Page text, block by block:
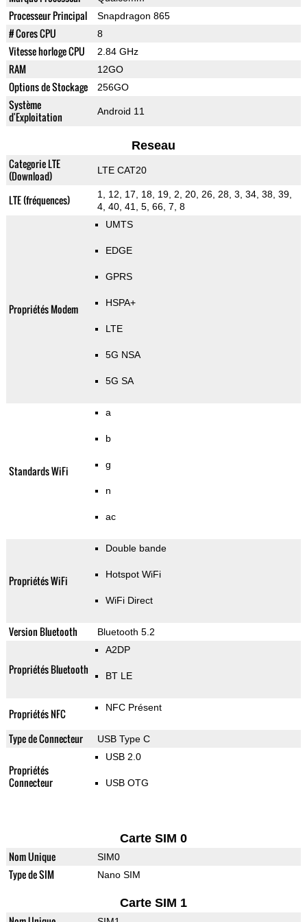
Processeur Principal Snapdragon 865
# Cores CPU 8
Vitesse horloge CPU 2.84 GHz
RAM 12GO
Options de Stockage 256GO
Système
d'Exploitation
Android 11
Reseau
Categorie LTE
(Download)
LTE CAT20
LTE (fréquences)
1, 12, 17, 18, 19, 2, 20, 26, 28, 3, 34, 38, 39,
4, 40, 41, 5, 66, 7, 8
Propriétés Modem
UMTS
EDGE
GPRS
HSPA+
LTE
5G NSA
5G SA
Standards WiFi
a
b
g
n
ac
Propriétés WiFi
Double bande
Hotspot WiFi
WiFi Direct
Version Bluetooth Bluetooth 5.2
Propriétés Bluetooth
A2DP
BT LE
Propriétés NFC NFC Présent
Type de Connecteur USB Type C
Propriétés
Connecteur
USB 2.0
USB OTG
Carte SIM 0
Nom Unique SIM0
Type de SIM Nano SIM
Carte SIM 1